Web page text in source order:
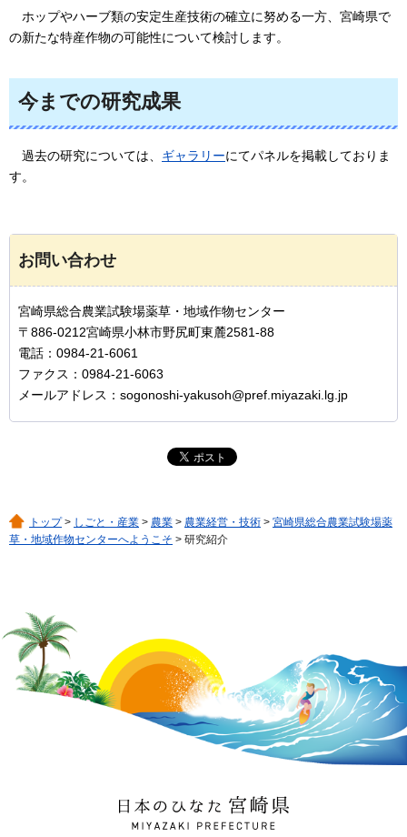
ホップやハーブ類の安定生産技術の確立に努める一方、宮崎県で
の新たな特産作物の可能性について検討します。
今までの研究成果
過去の研究については、 ギャラリーにてパネルを掲載しておりま
す。
お問い合わせ
宮崎県総合農業試験場薬草・地域作物センター
〒886-0212宮崎県小林市野尻町東麓2581-88
電話：0984-21-6061
ファクス：0984-21-6063
メールアドレス：sogonoshi-yakusoh@pref.miyazaki.lg.jp
トップ> しごと・産業 > 農業 > 農業経営・技術 > 宮崎県総合農業試験場薬
草・地域作物センターへようこそ > 研究紹介
日本のひなた 宮崎県
MIYAZAKI PREFECTURE